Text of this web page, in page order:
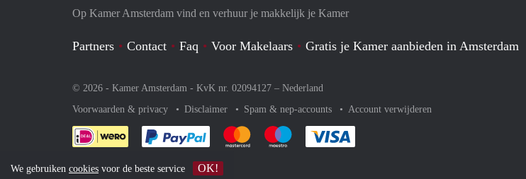
Op Kamer Amsterdam vind en verhuur je makkelijk je Kamer
Partners Contact Faq Voor Makelaars Gratis je Kamer aanbieden in Amsterdam
© 2026 - Kamer Amsterdam - KvK nr. 02094127 – Nederland
Voorwaarden & privacy
Disclaimer Spam & nep-accounts Account verwijderen
Je rekent gemakkelijk af met Paypal
Je rekent gemakkelijk af met Mastercard
Je rekent gemakkelijk af met Meastro
We gebruiken cookies voor de beste service OK!